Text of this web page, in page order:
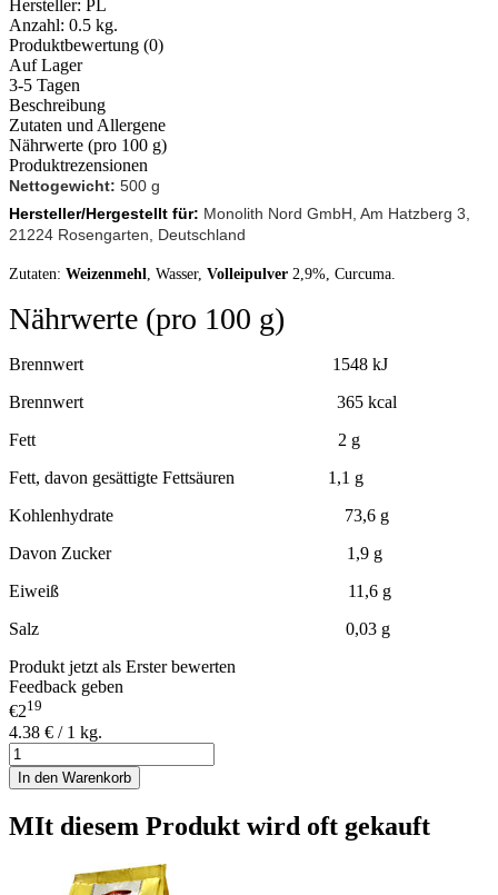
Hersteller: PL
Anzahl: 0.5 kg.
Produktbewertung (0)
Auf Lager
3-5 Tagen
Beschreibung
Zutaten und Allergene
Nährwerte (pro 100 g)
Produktrezensionen
Nettogewicht: 500 g
Hersteller/Hergestellt für: Monolith Nord GmbH, Am Hatzberg 3,
21224 Rosengarten, Deutschland
Zutaten: Weizenmehl, Wasser, Volleipulver 2,9%, Curcuma.
Nährwerte (pro 100 g)
Brennwert 1548 kJ
Brennwert 365 kcal
Fett 2 g
Fett, davon gesättigte Fettsäuren 1,1 g
Kohlenhydrate 73,6 g
Davon Zucker 1,9 g
Eiweiß 11,6 g
Salz 0,03 g
Produkt jetzt als Erster bewerten
Feedback geben
€219
4.38 € / 1 kg.
In den Warenkorb
MIt diesem Produkt wird oft gekauft